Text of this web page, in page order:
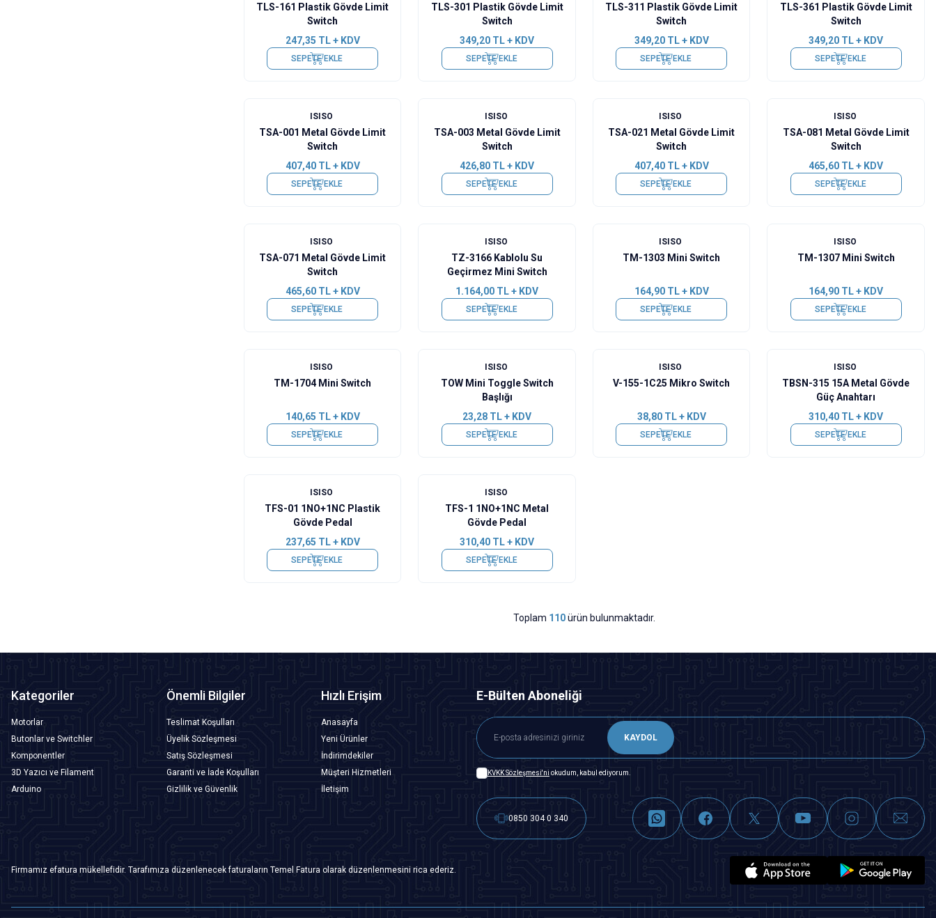
TLS-161 Plastik Gövde Limit
Switch
247,35 TL + KDV
SEPETE EKLE
TLS-301 Plastik Gövde Limit
Switch
349,20 TL + KDV
SEPETE EKLE
TLS-311 Plastik Gövde Limit
Switch
349,20TL + KDV
SEPETE EKLE
TLS-361 Plastik Gövde Limit
Switch
349,20 TL + KDV
SEPETE EKLE
ISISO
TSA-001 Metal Gövde Limit
Switch
407,40TL + KDV
SEPETE EKLE
ISISO
TSA-003 Metal Gövde Limit
Switch
426,80 TL + KDV
SEPETE EKLE
ISISO
TSA-021 Metal Gövde Limit
Switch
407,40TL + KDV
SEPETE EKLE
ISISO
TSA-081 Metal Gövde Limit
Switch
465,60 TL + KDV
SEPETE EKLE
ISISO
TSA-071 Metal Gövde Limit
Switch
465,60TL + KDV
SEPETE EKLE
ISISO
TZ-3166 Kablolu Su
Geçirmez Mini Switch
1.164,00 TL + KDV
SEPETE EKLE
ISISO
TM-1303 Mini Switch
164,90TL + KDV
SEPETE EKLE
ISISO
TM-1307 Mini Switch
164,90 TL + KDV
SEPETE EKLE
ISISO
TM-1704 Mini Switch
140,65 TL + KDV
SEPETE EKLE
ISISO
TOW Mini Toggle Switch
Başlığı
23,28 TL + KDV
SEPETE EKLE
ISISO
V-155-1C25 Mikro Switch
38,80TL + KDV
SEPETE EKLE
ISISO
TBSN-315 15A Metal Gövde
Güç Anahtarı
310,40 TL + KDV
SEPETE EKLE
ISISO
TFS-01 1NO+1NC Plastik
Gövde Pedal
237,65 TL + KDV
SEPETE EKLE
ISISO
TFS-1 1NO+1NC Metal
Gövde Pedal
310,40 TL + KDV
SEPETE EKLE
Toplam 110ürün bulunmaktadır.
Kategoriler
Motorlar
Butonlar ve Switchler
Komponentler
3D Yazıcı ve Filament
Arduino
Önemli Bilgiler
Teslimat Koşulları
Üyelik Sözleşmesi
Satış Sözleşmesi
Garanti ve İade Koşulları
Gizlilik ve Güvenlik
Hızlı Erişim
Anasayfa
Yeni Ürünler
İndirimdekiler
Müşteri Hizmetleri
İletişim
E-Bülten Aboneliği
KAYDOL
KVKK Sözleşmesi'ni okudum, kabul ediyorum.
0850 304 0 340
Firmamız efatura mükellefidir. Tarafımıza düzenlenecek faturaların Temel Fatura olarak düzenlenmesini rica ederiz.